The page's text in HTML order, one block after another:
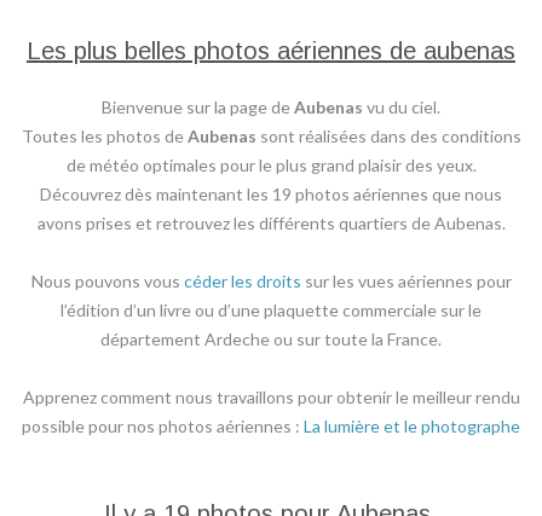
Les plus belles photos aériennes de aubenas
Bienvenue sur la page deAubenas vu du ciel.
Toutes les photos deAubenas sont réalisées dans des conditions
de météo optimales pour le plus grand plaisir des yeux.
Découvrez dès maintenant les 19 photos aériennes que nous
avons prises et retrouvez les différents quartiers de Aubenas.
Nous pouvons vous céder les droits sur les vues aériennes pour
l’édition d’un livre ou d’une plaquette commerciale sur le
département Ardeche ou sur toute la France.
Apprenez comment nous travaillons pour obtenir le meilleur rendu
possible pour nos photos aériennes : La lumière et le photographe